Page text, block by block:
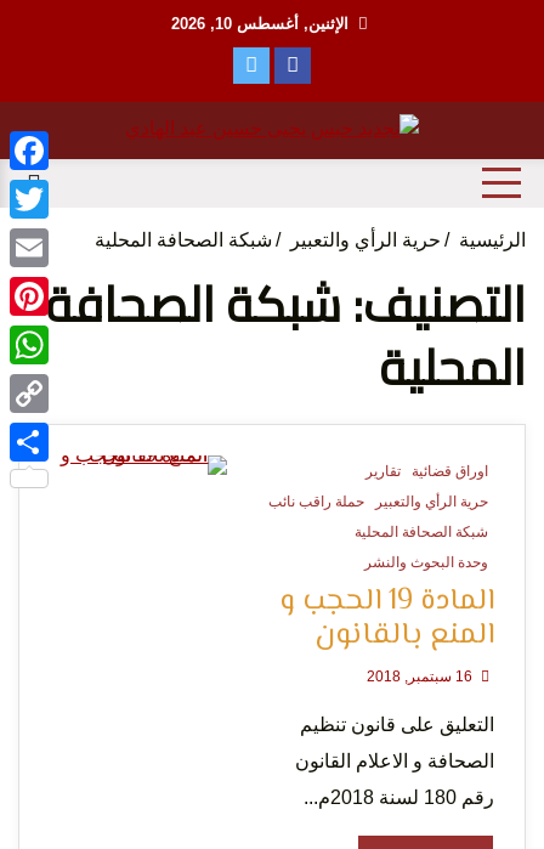
الإثنين, أغسطس 10, 2026
الحق
لحرية
منظمة حقوقية مصرية تدافع عن حقوق الانسان
الرئيسية حرية الرأي والتعبير شبكة الصحافة المحلية
التصنيف: شبكة الصحافة
المحلية
اوراق قضائية
تقارير
حرية الرأي والتعبير
حملة راقب نائب
شبكة الصحافة المحلية
وحدة البحوث والنشر
المادة 19 الحجب و
المنع بالقانون
التعليق على قانون تنظيم
الصحافة و الاعلام القانون
رقم 180 لسنة 2018م...
Email
Copy
Link